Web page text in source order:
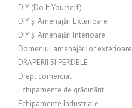
DIY (Do It Yourself)
DIY și Amenajări Exterioare
DIY și Amenajări Interioare
Domeniul amenajărilor exterioare
DRAPERII SI PERDELE
Drept comercial
Echipamente de grădinărit
Echipamente Industriale